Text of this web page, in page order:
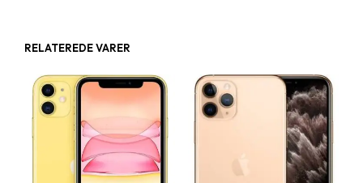
RELATEREDE VARER